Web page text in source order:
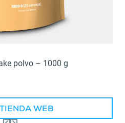
polvo – 1000 g
WEB